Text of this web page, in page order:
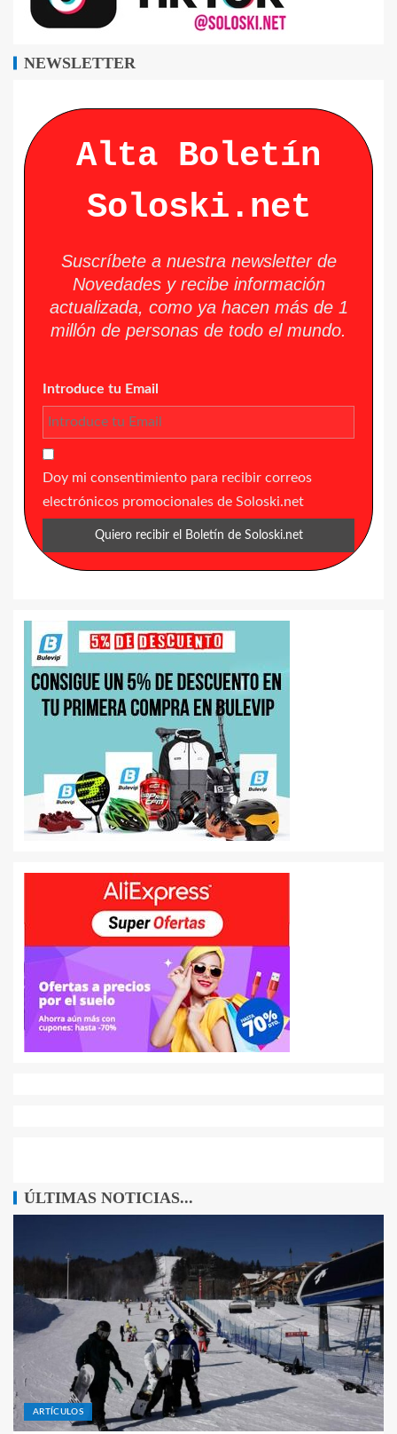
NEWSLETTER
Alta Boletín
Soloski.net
Suscríbete a nuestra newsletter de
Novedades y recibe información
actualizada, como ya hacen más de 1
millón de personas de todo el mundo.
Introduce tu Email
Doy mi consentimiento para recibir correos
electrónicos promocionales de Soloski.net
ÚLTIMAS NOTICIAS...
ARTÍCULOS